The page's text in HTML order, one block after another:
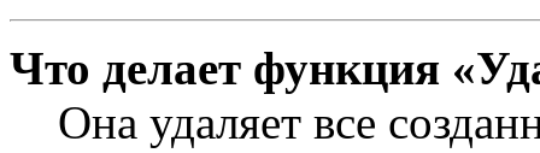
Что делает функция
Она удаляет все